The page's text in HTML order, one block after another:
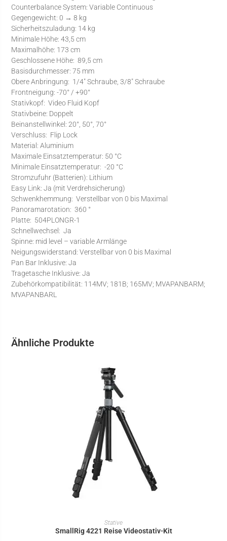
Counterbalance System: Variable Continuous
Gegengewicht: 0 → 8 kg
Sicherheitszuladung: 14 kg
Minimale Höhe: 43,5 cm
Maximalhöhe: 173 cm
Geschlossene Höhe: 89,5 cm
Basisdurchmesser: 75 mm
Obere Anbringung: 1/4″ Schraube, 3/8″ Schraube
Frontneigung: -70° / +90°
Stativkopf: Video Fluid Kopf
Stativbeine: Doppelt
Beinanstellwinkel: 20°, 50°, 70°
Verschluss: Flip Lock
Material: Aluminium
Maximale Einsatztemperatur: 50 °C
Minimale Einsatztemperatur: -20 °C
Stromzufuhr (Batterien): Lithium
Easy Link: Ja (mit Verdrehsicherung)
Schwenkhemmung: Verstellbar von 0 bis Maximal
Panoramarotation: 360 °
Platte: 504PLONGR-1
Schnellwechsel: Ja
Spinne: mid level – variable Armlänge
Neigungswiderstand: Verstellbar von 0 bis Maximal
Pan Bar Inklusive: Ja
Tragetasche Inklusive: Ja
Zubehörkompatibilität: 114MV; 181B; 165MV; MVAPANBARM;
MVAPANBARL
Ähnliche Produkte
IN DEN WARENKORB
Stative
SmallRig 4221 Reise Videostativ-Kit